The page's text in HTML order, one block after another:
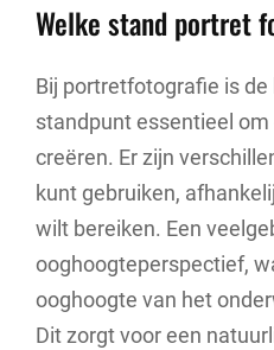
Welke stand portret
Bij portretfotografie is de
standpunt essentieel
creëren. Er zijn
kunt gebruiken,
wilt bereiken. Een
ooghoogteperspectief,
ooghoogte van het
Dit zorgt voor een